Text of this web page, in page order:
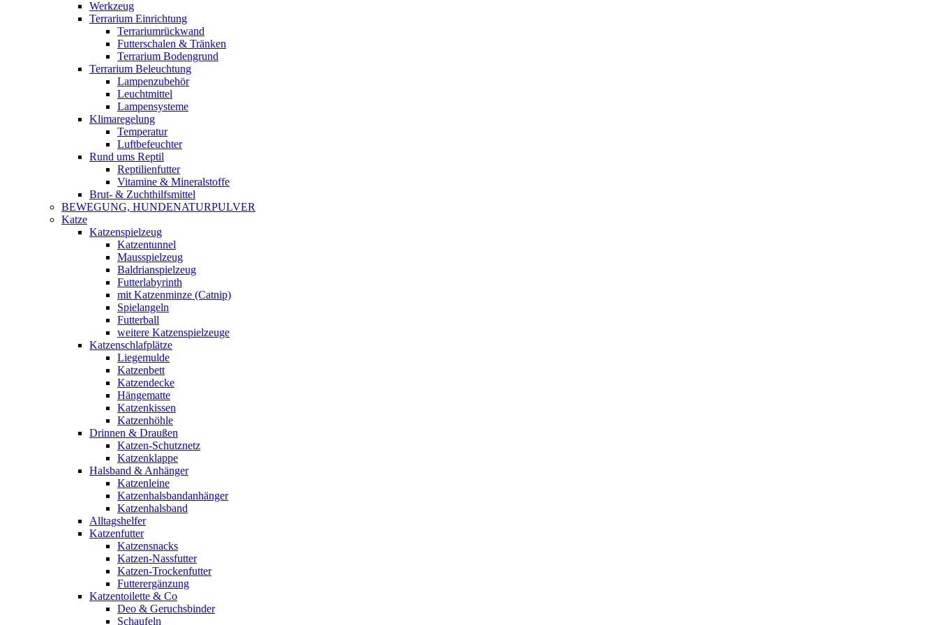
Werkzeug
Terrarium Einrichtung
Terrariumrückwand
Futterschalen & Tränken
Terrarium Bodengrund
Terrarium Beleuchtung
Lampenzubehör
Leuchtmittel
Lampensysteme
Klimaregelung
Temperatur
Luftbefeuchter
Rund ums Reptil
Reptilienfutter
Vitamine & Mineralstoffe
Brut- & Zuchthilfsmittel
BEWEGUNG, HUNDENATURPULVER
Katze
Katzenspielzeug
Katzentunnel
Mausspielzeug
Baldrianspielzeug
Futterlabyrinth
mit Katzenminze (Catnip)
Spielangeln
Futterball
weitere Katzenspielzeuge
Katzenschlafplätze
Liegemulde
Katzenbett
Katzendecke
Hängematte
Katzenkissen
Katzenhöhle
Drinnen & Draußen
Katzen-Schutznetz
Katzenklappe
Halsband & Anhänger
Katzenleine
Katzenhalsbandanhänger
Katzenhalsband
Alltagshelfer
Katzenfutter
Katzensnacks
Katzen-Nassfutter
Katzen-Trockenfutter
Futterergänzung
Katzentoilette & Co
Deo & Geruchsbinder
Schaufeln